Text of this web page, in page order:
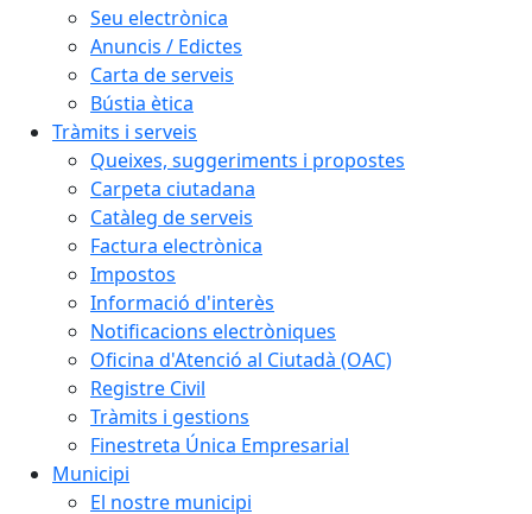
Seu electrònica
Anuncis / Edictes
Carta de serveis
Bústia ètica
Tràmits i serveis
Queixes, suggeriments i propostes
Carpeta ciutadana
Catàleg de serveis
Factura electrònica
Impostos
Informació d'interès
Notificacions electròniques
Oficina d'Atenció al Ciutadà (OAC)
Registre Civil
Tràmits i gestions
Finestreta Única Empresarial
Municipi
El nostre municipi